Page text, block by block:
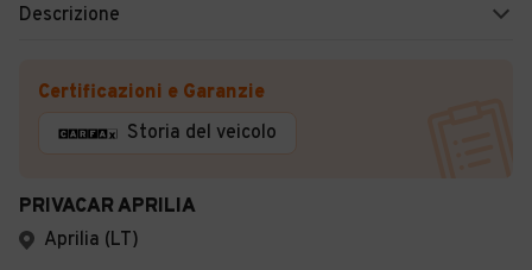
Descrizione
Certificazioni e Garanzie
Storia del veicolo
PRIVACAR APRILIA
Aprilia (LT)